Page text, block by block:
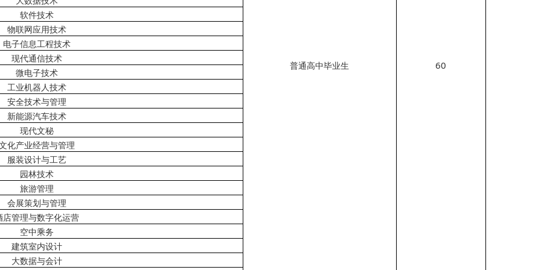
普通高中毕业生 60
软件技术
物联网应用技术
电子信息工程技术
现代通信技术
微电子技术
工业机器人技术
安全技术与管理
新能源汽车技术
现代文秘
化产业经营与管理
服装设计与工艺
园林技术
旅游管理
会展策划与管理
店管理与数字化运营
空中乘务
建筑室内设计
大数据与会计